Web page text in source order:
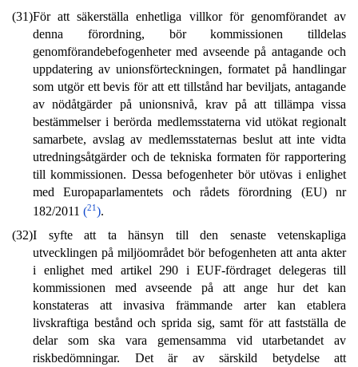
(31)För att säkerställa enhetliga villkor för genomförandet av
denna förordning, bör kommissionen tilldelas
genomförandebefogenheter med avseende på antagande och
uppdatering av unionsförteckningen, formatet på handlingar
som utgör ett bevis för att ett tillstånd har beviljats, antagande
av nödåtgärder på unionsnivå, krav på att tillämpa vissa
bestämmelser i berörda medlemsstaterna vid utökat regionalt
samarbete, avslag av medlemsstaternas beslut att inte vidta
utredningsåtgärder och de tekniska formaten för rapportering
till kommissionen. Dessa befogenheter bör utövas i enlighet
med Europaparlamentets och rådets förordning (EU) nr
182/2011 (21).
(32)I syfte att ta hänsyn till den senaste vetenskapliga
utvecklingen på miljöområdet bör befogenheten att anta akter
i enlighet med artikel 290 i EUF-fördraget delegeras till
kommissionen med avseende på att ange hur det kan
konstateras att invasiva främmande arter kan etablera
livskraftiga bestånd och sprida sig, samt för att fastställa de
delar som ska vara gemensamma vid utarbetandet av
riskbedömningar. Det är av särskild betydelse att